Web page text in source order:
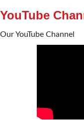
YouTube
Our YouTube Channel